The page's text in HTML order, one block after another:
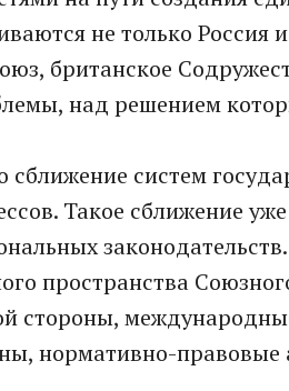
не только Россия
британское
над решением
систем
Такое сближение
пространства
стороны,
нормативно-